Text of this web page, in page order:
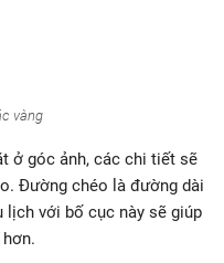
vàng
ở góc ảnh, các chi tiết sẽ
Đường chéo là đường dài
lịch với bố cục này sẽ giúp